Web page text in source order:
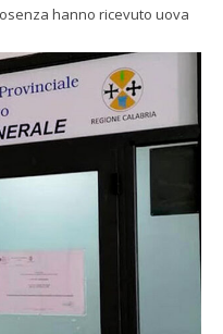
hanno ricevuto uova